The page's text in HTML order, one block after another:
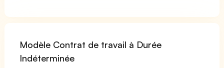
Modèle Contrat de travail à Durée
Indéterminée